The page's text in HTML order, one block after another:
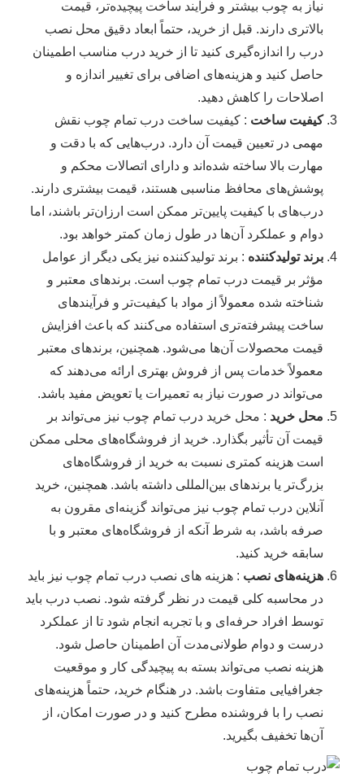
نیاز به چوب بیشتر و فرآیند ساخت پیچیده‌تر، قیمت
بالاتری دارند. قبل از خرید، حتماً ابعاد دقیق محل نصب
درب را اندازه‌گیری کنید تا از خرید درب مناسب اطمینان
حاصل کنید و هزینه‌های اضافی برای تغییر اندازه و
اصلاحات را کاهش دهید.
کیفیت ساخت : کیفیت ساخت درب تمام چوب نقش
مهمی در تعیین قیمت آن دارد. درب‌هایی که با دقت و
مهارت بالا ساخته شده‌اند و دارای اتصالات محکم و
پوشش‌های محافظ مناسبی هستند، قیمت بیشتری دارند.
درب‌های با کیفیت پایین‌تر ممکن است ارزان‌تر باشند، اما
دوام و عملکرد آن‌ها در طول زمان کمتر خواهد بود.
برند تولیدکننده : برند تولیدکننده نیز یکی دیگر از عوامل
مؤثر بر قیمت درب تمام چوب است. برندهای معتبر و
شناخته شده معمولاً از مواد با کیفیت‌تر و فرآیندهای
ساخت پیشرفته‌تری استفاده می‌کنند که باعث افزایش
قیمت محصولات آن‌ها می‌شود. همچنین، برندهای معتبر
معمولاً خدمات پس از فروش بهتری ارائه می‌دهند که
می‌تواند در صورت نیاز به تعمیرات یا تعویض مفید باشد.
محل خرید : محل خرید درب تمام چوب نیز می‌تواند بر
قیمت آن تأثیر بگذارد. خرید از فروشگاه‌های محلی ممکن
است هزینه کمتری نسبت به خرید از فروشگاه‌های
بزرگ‌تر یا برندهای بین‌المللی داشته باشد. همچنین، خرید
آنلاین درب تمام چوب نیز می‌تواند گزینه‌ای مقرون به
صرفه باشد، به شرط آنکه از فروشگاه‌های معتبر و با
سابقه خرید کنید.
هزینه‌های نصب : هزینه های نصب درب تمام چوب نیز باید
در محاسبه کلی قیمت در نظر گرفته شود. نصب درب باید
توسط افراد حرفه‌ای و با تجربه انجام شود تا از عملکرد
درست و دوام طولانی‌مدت آن اطمینان حاصل شود.
هزینه نصب می‌تواند بسته به پیچیدگی کار و موقعیت
جغرافیایی متفاوت باشد. در هنگام خرید، حتماً هزینه‌های
نصب را با فروشنده مطرح کنید و در صورت امکان، از
آن‌ها تخفیف بگیرید.